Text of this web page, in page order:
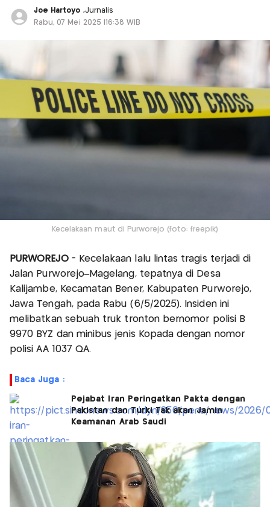
Joe Hartoyo ,Jurnalis
Rabu, 07 Mei 2025 |16:38 WIB
Kecelakaan maut di Purworejo (foto: freepik)
PURWOREJO - Kecelakaan lalu lintas tragis terjadi di
Jalan Purworejo–Magelang, tepatnya di Desa
Kalijambe, Kecamatan Bener, Kabupaten Purworejo,
Jawa Tengah, pada Rabu (6/5/2025). Insiden ini
melibatkan sebuah truk tronton bernomor polisi B
9970 BYZ dan minibus jenis Kopada dengan nomor
polisi AA 1037 QA.
Baca Juga :
Pejabat Iran Peringatkan Pakta dengan
Pakistan dan Turki Tak akan Jamin
Keamanan Arab Saudi